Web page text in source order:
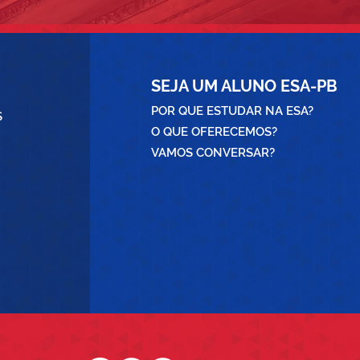
SEJA UM ALUNO ESA-PB
POR QUE ESTUDAR NA ESA?
O QUE OFERECEMOS?
VAMOS CONVERSAR?